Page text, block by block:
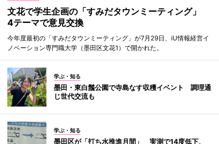
文花で学生企画の「すみだタウンミーティング」
4テーマで意見交換
今年度最初の「すみだタウンミーティング」が7月29日、iU情報経営イ
ノベーション専門職大学（墨田区文花1）で開かれた。
学ぶ・知る
墨田・東白鬚公園で寺島なす収穫イベント 調理通
じ世代交流も
学ぶ・知る
墨田区が「打ち水推進月間」 実測で14度低下、